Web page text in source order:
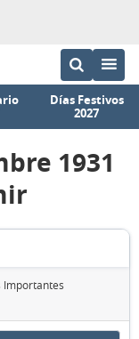
Días Festivos
2027
1931
Importantes